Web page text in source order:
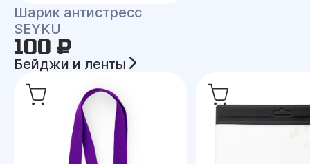
Шарик антистресс
SEYKU
100 ₽
Бейджи и ленты